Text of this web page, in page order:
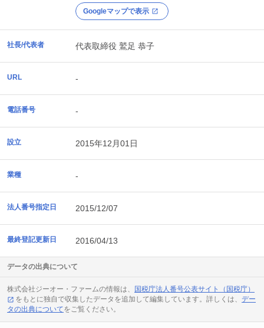
Googleマップで表示
社長/代表者 代表取締役 鷲足 恭子
URL -
電話番号 -
設立 2015年12月01日
業種 -
法人番号指定日 2015/12/07
最終登記更新日 2016/04/13
データの出典について
株式会社ジーオー・ファームの情報は、
国税庁法人番号公表サイト（国税庁）
をもとに独自で収集したデータを追加して編集しています。詳しくは、 デー
タの出典についてをご覧ください。